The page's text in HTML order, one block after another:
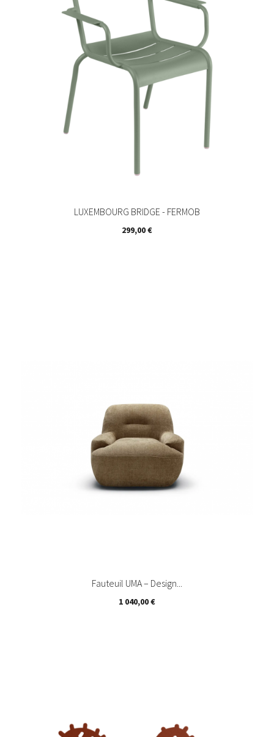
LUXEMBOURG BRIDGE - FERMOB
Prix
299,00 €
Fauteuil UMA – Design...
Prix
1 040,00 €